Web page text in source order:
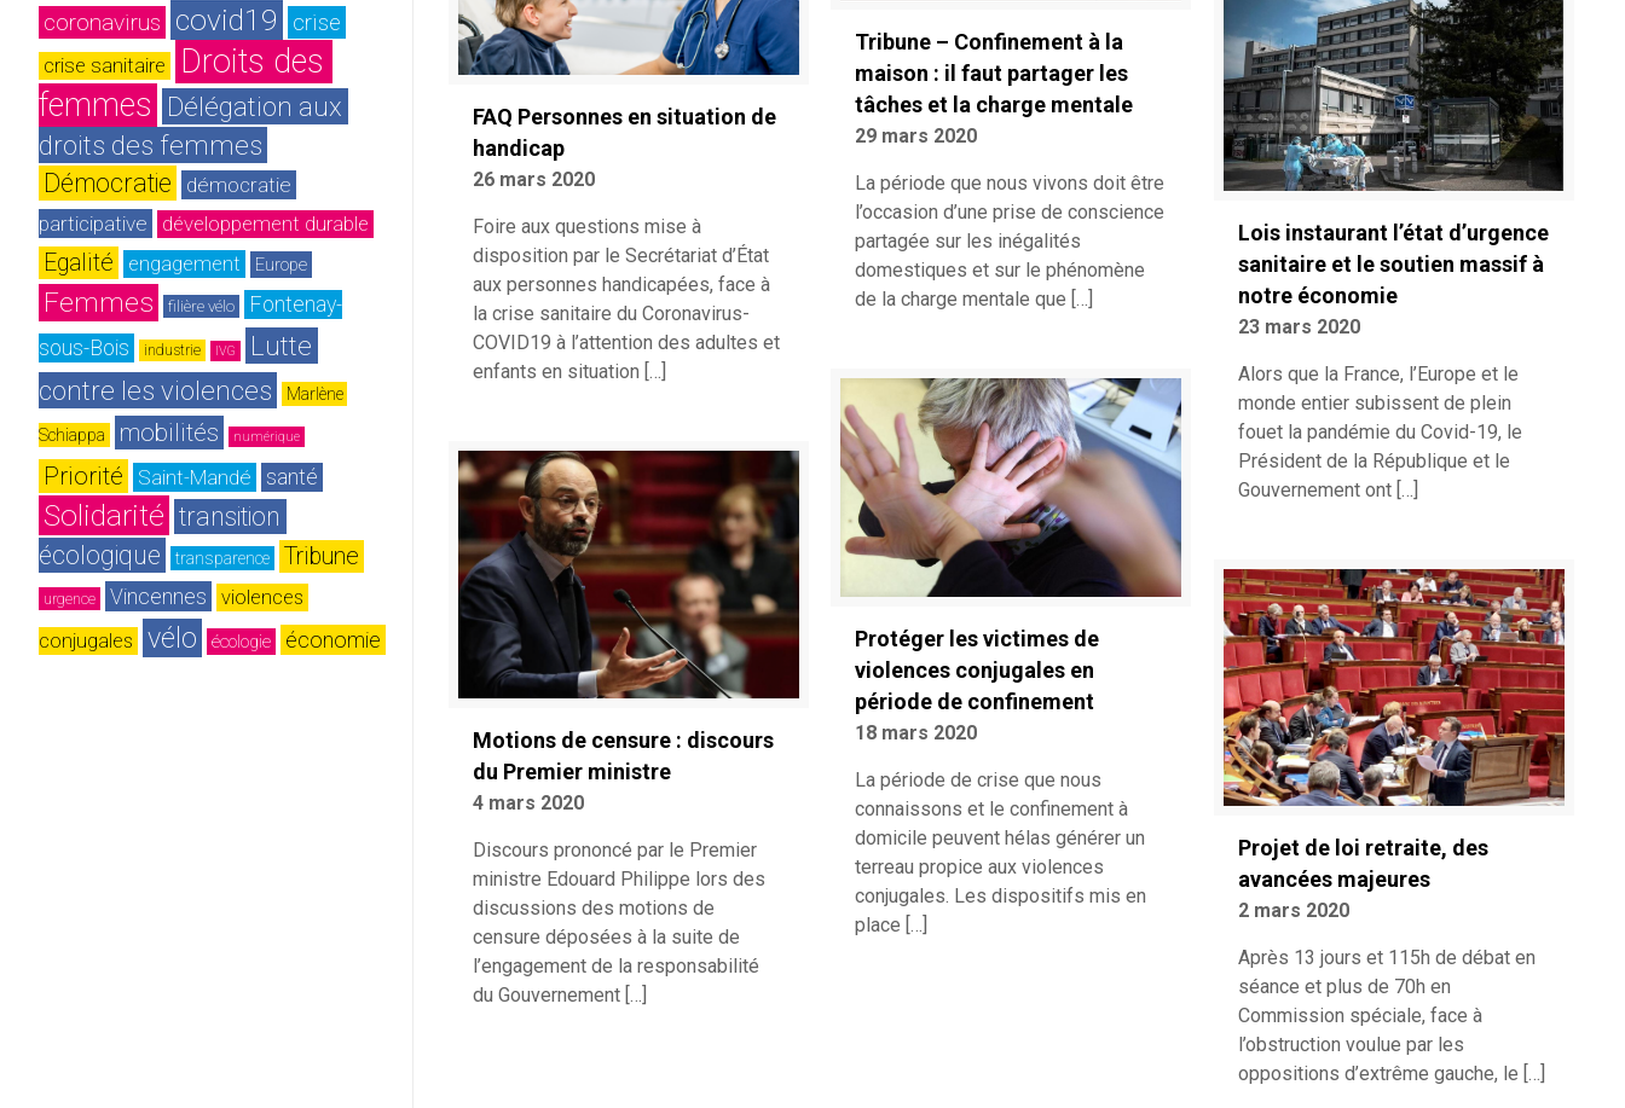
Tribune – Confinement à la
maison : il faut partager les
tâches et la charge mentale
29 mars 2020
La période que nous vivons doit être
l’occasion d’une prise de conscience
partagée sur les inégalités
domestiques et sur le phénomène
de la charge mentale que […]
FAQ Personnes en situation de
handicap
26 mars 2020
Foire aux questions mise à
disposition par le Secrétariat d’État
aux personnes handicapées, face à
la crise sanitaire du Coronavirus-
COVID19 à l’attention des adultes et
enfants en situation […]
Lois instaurant l’état d’urgence
sanitaire et le soutien massif à
notre économie
23 mars 2020
Alors que la France, l’Europe et le
monde entier subissent de plein
fouet la pandémie du Covid-19, le
Président de la République et le
Gouvernement ont […]
Protéger les victimes de
violences conjugales en
période de confinement
18 mars 2020
La période de crise que nous
connaissons et le confinement à
domicile peuvent hélas générer un
terreau propice aux violences
conjugales. Les dispositifs mis en
place […]
Motions de censure : discours
du Premier ministre
4 mars 2020
Discours prononcé par le Premier
ministre Edouard Philippe lors des
discussions des motions de
censure déposées à la suite de
l’engagement de la responsabilité
du Gouvernement […]
Projet de loi retraite, des
avancées majeures
2 mars 2020
Après 13 jours et 115h de débat en
séance et plus de 70h en
Commission spéciale, face à
l’obstruction voulue par les
oppositions d’extrême gauche, le […]
coronavirus covid19 crise
crise sanitaire
Droits des
femmes
Délégation aux
droits des femmes
Démocratie
démocratie
participative
développement durable
Egalité engagement Europe
Femmes filière vélo
Fontenay-
sous-Bois
industrie IVG
Lutte
contre les violences
Marlène
Schiappa mobilités numérique
Priorité Saint-Mandé santé
Solidarité transition
écologique
transparence Tribune
urgence Vincennes
violences
conjugales
vélo écologie économie